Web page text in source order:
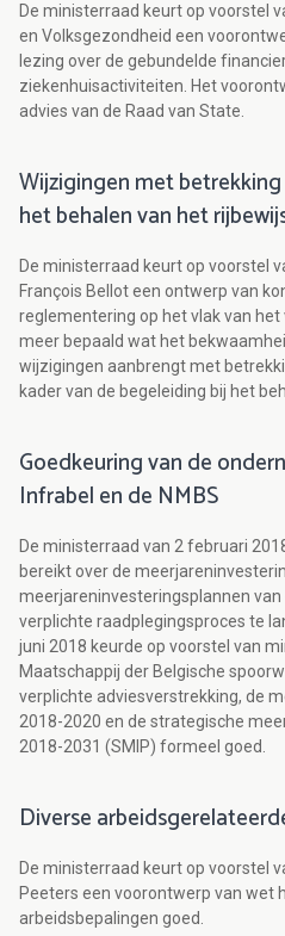
De ministerraad keurt op voorstel
en Volksgezondheid een
lezing over de gebundelde
ziekenhuisactiviteiten. Het
advies van de Raad van State.
Wijzigingen met
het behalen van het
De ministerraad keurt op voorstel
François Bellot een ontwerp van
reglementering op het vlak van
meer bepaald wat het
wijzigingen aanbrengt met
kader van de begeleiding bij het
Goedkeuring van de
Infrabel en de NMBS
De ministerraad van 2 februari
bereikt over de
meerjareninvesteringsplannen
verplichte raadplegingsproces te
juni 2018 keurde op voorstel van
Maatschappij der Belgische
verplichte adviesverstrekking, de
2018-2020 en de strategische
2018-2031 (SMIP) formeel goed.
Diverse
De ministerraad keurt op voorstel
Peeters een voorontwerp van wet
arbeidsbepalingen goed.